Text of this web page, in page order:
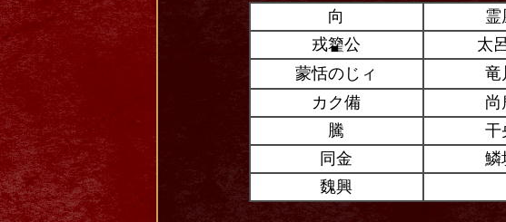
向
霊
戎籊公
太
蒙恬のじィ
竜
カク備
尚
騰
干
同金
鱗
魏興